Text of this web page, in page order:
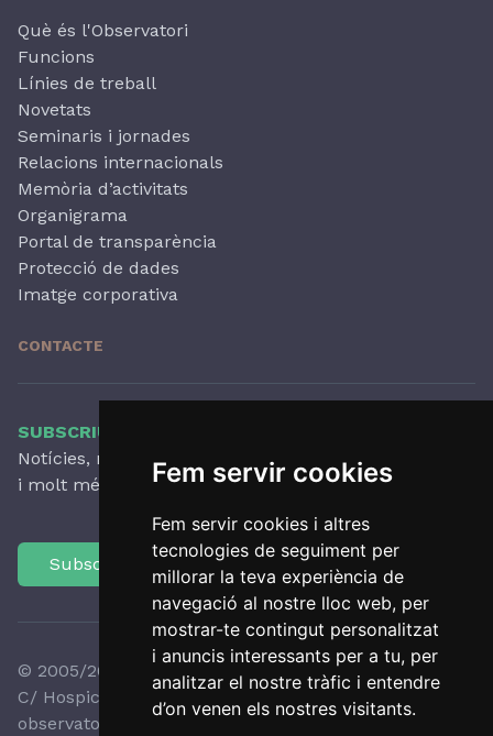
Fem servir cookies
Fem servir cookies i altres
tecnologies de seguiment per
millorar la teva experiència de
navegació al nostre lloc web, per
mostrar-te contingut personalitzat
i anuncis interessants per a tu, per
analitzar el nostre tràfic i entendre
d’on venen els nostres visitants.
Què és l'Observatori
Funcions
Línies de treball
Novetats
Seminaris i jornades
Relacions internacionals
Memòria d’activitats
Organigrama
Portal de transparència
Protecció de dades
Imatge corporativa
CONTACTE
SUBSCRIU-TE AL NOSTRE BUTLLETÍ
Notícies, novetats destacades, articles, activitats
i molt més, amb periodicitat trimestral.
Subscriu-te
© 2005/2026 Observatori del Paisatge de Catalunya
C/ Hospici, 8 - 17800 OLOT - Tel:
+34 972 27 35 64
observatori@catpaisatge.net